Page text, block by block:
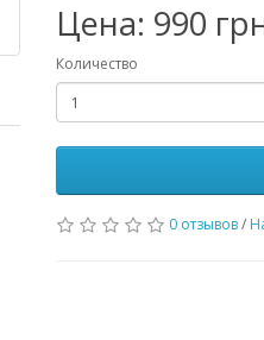
Цена: 990
Количество
0 отзывов/